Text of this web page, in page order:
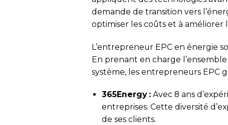
demande de transition vers
optimiser les coûts et à
L’entrepreneur EPC en énergie
En prenant en charge
système, les entrepreneurs EPC
365Energy : Avec 8 ans
entreprises. Cette diversité
de ses clients.